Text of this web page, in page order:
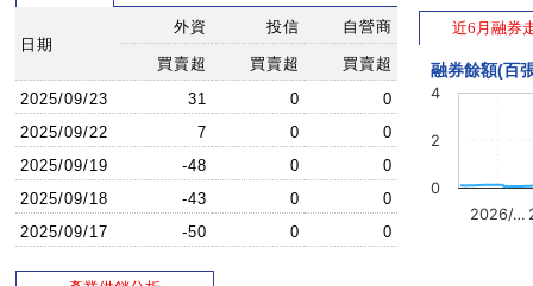
日期
外資 投信 自營商
買賣超 買賣超
買賣超
2025/09/23
31 0
0
2025/09/22
7 0
0
2025/09/19
-48 0
0
2025/09/18
-43 0
0
2025/09/17
-50 0 0
近6月融券
融券餘額(百
2026/…
0
2
4